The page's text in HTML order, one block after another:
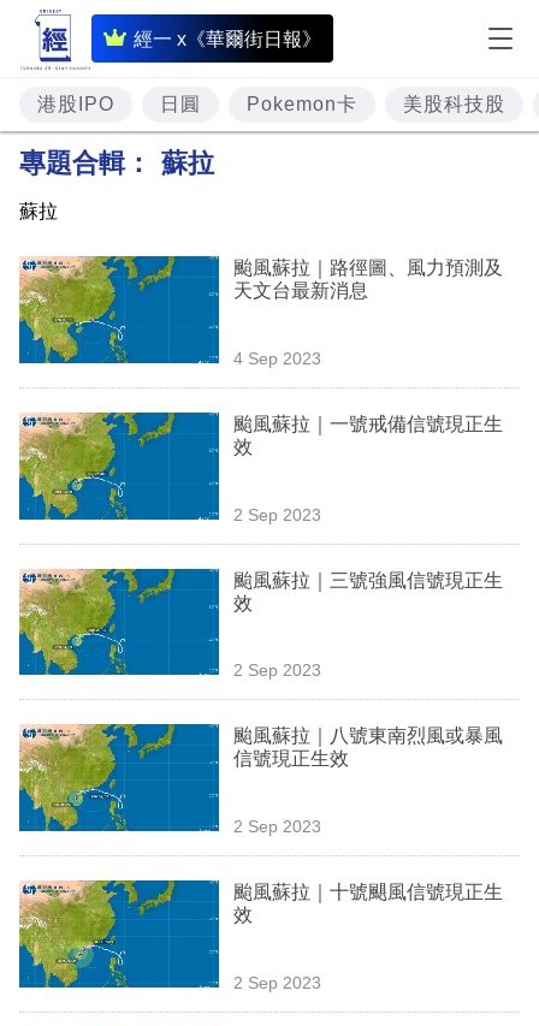
經一 x《華爾街日報》
即
時
財
經
投
市
理
商
場
時
事
港股IPO 日圓 Pokemon卡 美股科技股
專題合輯： 蘇拉
蘇拉
颱風蘇拉｜路徑圖、風力預測及
天文台最新消息
4 Sep 2023
颱風蘇拉｜一號戒備信號現正生
效
2 Sep 2023
颱風蘇拉｜三號強風信號現正生
效
2 Sep 2023
颱風蘇拉｜八號東南烈風或暴風
信號現正生效
2 Sep 2023
颱風蘇拉｜十號颶風信號現正生
效
2 Sep 2023